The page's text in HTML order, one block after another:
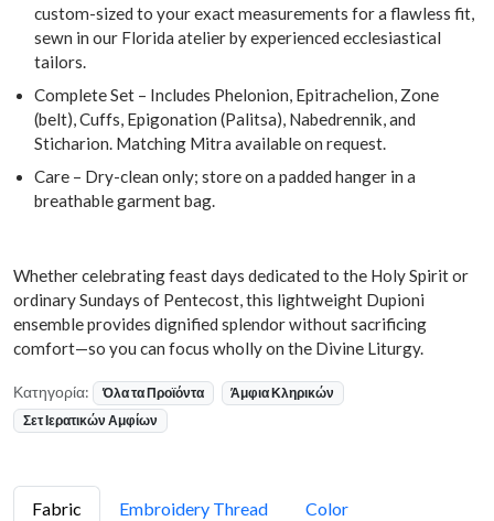
custom-sized to your exact measurements for a flawless fit,
sewn in our Florida atelier by experienced ecclesiastical
tailors.
Complete Set – Includes Phelonion, Epitrachelion, Zone
(belt), Cuffs, Epigonation (Palitsa), Nabedrennik, and
Sticharion. Matching Mitra available on request.
Care – Dry-clean only; store on a padded hanger in a
breathable garment bag.
Whether celebrating feast days dedicated to the Holy Spirit or
ordinary Sundays of Pentecost, this lightweight Dupioni
ensemble provides dignified splendor without sacrificing
comfort—so you can focus wholly on the Divine Liturgy.
Κατηγορία: Όλα τα Προϊόντα
Άμφια Κληρικών
Σετ Ιερατικών Αμφίων
Fabric Embroidery Thread Color